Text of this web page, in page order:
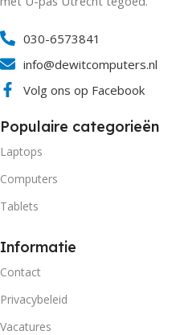
030-6573841
info@dewitcomputers.nl
Volg ons op Facebook
Populaire categorieën
Laptops
Computers
Tablets
Informatie
Contact
Privacybeleid
Vacatures